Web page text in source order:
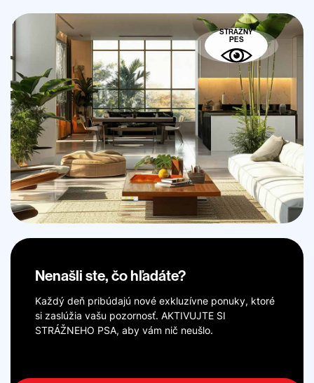
STRÁŽNY
PES
Nenašli ste, čo hľadáte?
Každý deň pribúdajú nové exkluzívne ponuky, ktoré
si zaslúžia vašu pozornosť. AKTIVUJTE SI
STRÁŽNEHO PSA, aby vám nič neušlo.